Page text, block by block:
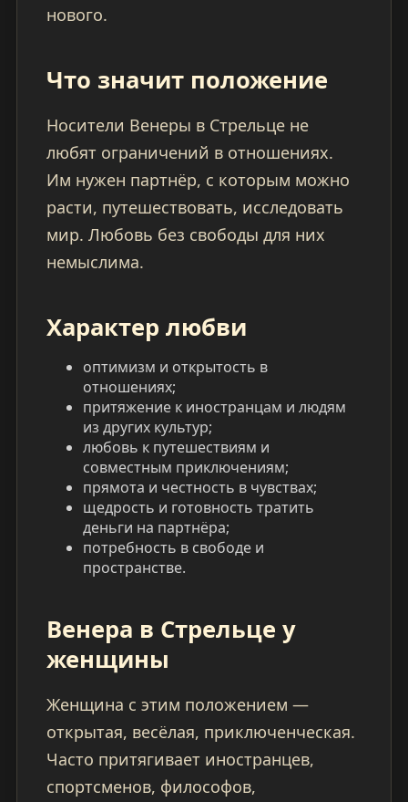
нового.
Что значит положение
Носители Венеры в Стрельце не
любят ограничений в отношениях.
Им нужен партнёр, с которым можно
расти, путешествовать, исследовать
мир. Любовь без свободы для них
немыслима.
Характер любви
оптимизм и открытость в
отношениях;
притяжение к иностранцам и людям
из других культур;
любовь к путешествиям и
совместным приключениям;
прямота и честность в чувствах;
щедрость и готовность тратить
деньги на партнёра;
потребность в свободе и
пространстве.
Венера в Стрельце у
женщины
Женщина с этим положением —
открытая, весёлая, приключенческая.
Часто притягивает иностранцев,
спортсменов, философов,